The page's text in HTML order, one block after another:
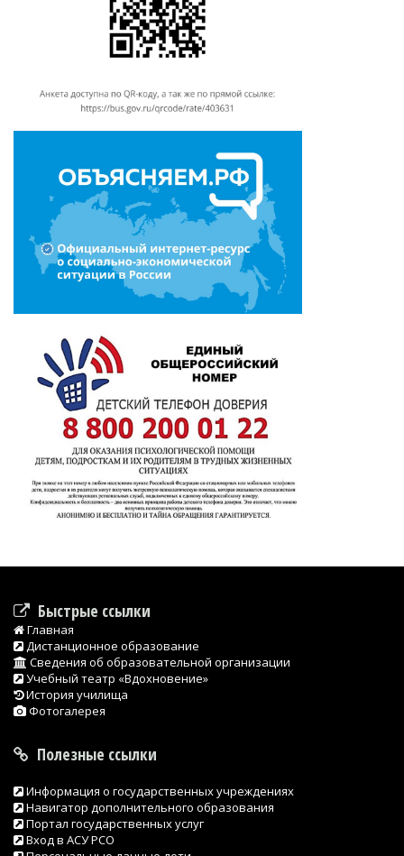
Быстрые ссылки
Главная
Дистанционное образование
Сведения об образовательной организации
Учебный театр «Вдохновение»
История училища
Фотогалерея
Полезные ссылки
Информация о государственных учреждениях
Навигатор дополнительного образования
Портал государственных услуг
Вход в АСУ РСО